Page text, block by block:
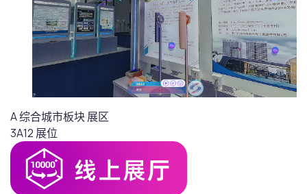
A 综合城市板块展区
3A12 展位